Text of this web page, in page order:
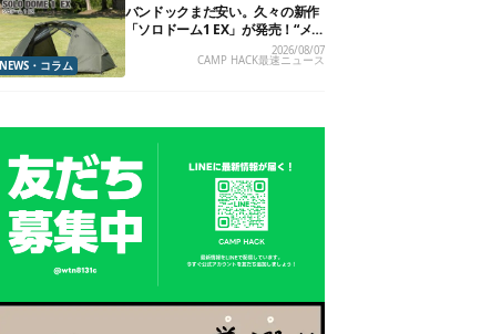
NEWS・コラム
バンドックまだ安い。久々の新作
「ソロドーム1 EX」が発売！“メ
ッシュインナー”だけでも使える
よ【防災も◎】
2026/08/07
CAMP HACK最速ニュース